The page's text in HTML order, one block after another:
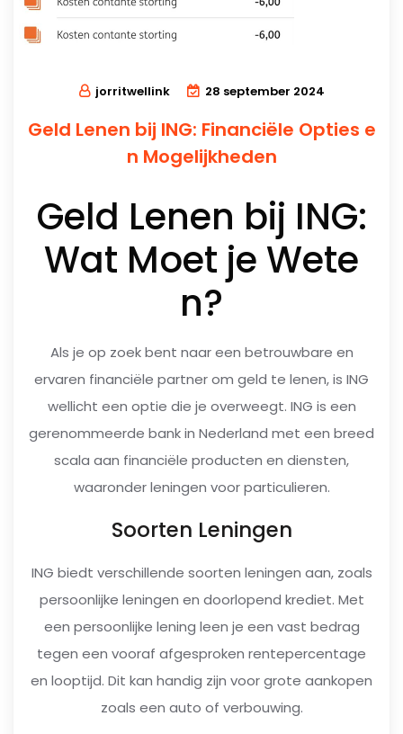
jorritwellink 28 september 2024
Geld Lenen bij ING: Financiële Opties e
n Mogelijkheden
Geld Lenen bij ING:
Wat Moet je Wete
n?
Als je op zoek bent naar een betrouwbare en
ervaren financiële partner om geld te lenen, is ING
wellicht een optie die je overweegt. ING is een
gerenommeerde bank in Nederland met een breed
scala aan financiële producten en diensten,
waaronder leningen voor particulieren.
Soorten Leningen
ING biedt verschillende soorten leningen aan, zoals
persoonlijke leningen en doorlopend krediet. Met
een persoonlijke lening leen je een vast bedrag
tegen een vooraf afgesproken rentepercentage
en looptijd. Dit kan handig zijn voor grote aankopen
zoals een auto of verbouwing.